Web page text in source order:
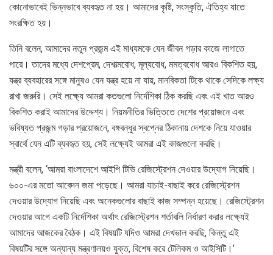
কোনোভাবেই ভিন্নভাবে ব্যবহৃত না হয়। আমাদের কৃষ্টি, সংস্কৃতি, ঐতিহ্য যাতে
সংরক্ষিত হয়।
তিনি বলেন, আমাদের নতুন প্রজন্ম এই মাধ্যমকে যেন জীবন গড়ার কাজে লাগাতে
পারে। তাদের মধ্যে দেশপ্রেম, দেশাত্মবোধ, মূল্যবোধ, মমত্ববোধ আরও বিকশিত হয়,
যন্ত্র ব্যবহারের সঙ্গে মানুষও যেন যন্ত্র হয়ে না যায়, মানবিকতা টিকে থাকে সেদিকে লক্ষ্য
রাখা জরুরি। সেই লক্ষ্যে আমরা কতগুলো নির্দেশিকা ঠিক করছি এবং এই খাত আরও
বিকশিত করাই আমাদের উদ্দেশ্য। নিয়মনীতির ভিত্তিতে দেশের প্রয়োজনে এবং
ভবিষ্যত প্রজন্ম গড়ার প্রয়োজনে, বঙ্গবন্ধুর স্বপ্নের ঠিকানায় দেশকে নিয়ে যাওয়ার
স্বার্থে যেন এটি ব্যবহৃত হয়, সেই লক্ষ্যেই আমরা এই কাজগুলো করছি।
মন্ত্রী বলেন, ‘আমরা বাংলাদেশে আইপি টিভি রেজিস্ট্রেশন দেওয়ার উদ্যোগ নিয়েছি।
৬০০-এর মতো আবেদন জমা পড়েছে। আমরা যাচাই-বাছাই করে রেজিস্ট্রেশন
দেওয়ার উদ্যোগ নিয়েছি এবং অনেকগুলোর বাছাই কাজ সম্পন্ন হয়েছে। রেজিস্ট্রেশন
দেওয়ার আগে একটি নির্দেশিকা অর্থাৎ রেজিস্ট্রেশন শর্তাবলি নির্ধারণ করার লক্ষ্যেই
আমাদের আজকের বৈঠক। এই বিষয়টি যদিও আমরা দেখভাল করছি, কিন্তু এই
বিষয়টির সঙ্গে অন্যান্য মন্ত্রণালয়ও যুক্ত, বিশেষ করে টেলিকম ও আইসিটি।’